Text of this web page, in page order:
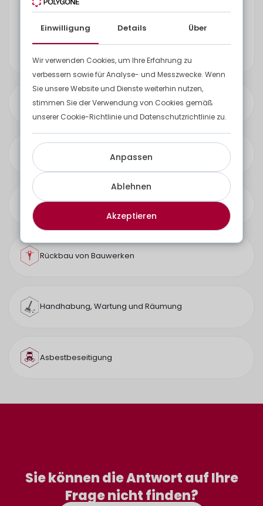
Lösungen für Abfall
Zäune und Tore
Rückbau von Bauwerken
Handhabung, Wartung und Räumung
Asbestbeseitigung
Haben Sie Optionen zur Anpassung des
Basisstationen, um sie an das Image meines
Sie können die Antwort auf Ihre
Frage nicht finden?
Einwilligung Details Über
Wir verwenden Cookies, um Ihre Erfahrung zu
verbessern sowie für Analyse- und Messzwecke. Wenn
Sie unsere Website und Dienste weiterhin nutzen,
stimmen Sie der Verwendung von Cookies gemäß
unserer Cookie-Richtlinie und Datenschutzrichtlinie zu.
Akzeptieren
Ablehnen
Anpassen